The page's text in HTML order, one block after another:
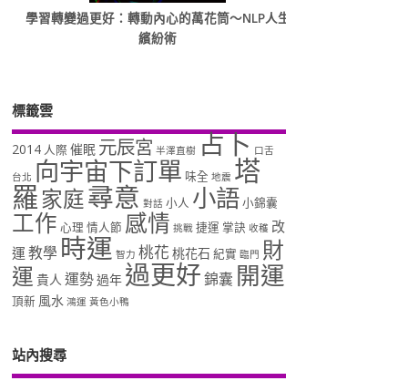
學習轉變過更好：轉動內心的萬花筒～NLP人生
繽紛術
標籤雲
2014 人際 催眠 元辰宮 半澤直樹 占卜 口舌
台北 向宇宙下訂單 味全 地震 塔
羅家庭尋意 對話 小人 小語 小錦囊
工作 心理 情人節 感情 挑戰 捷運 掌訣 收穫 改
運 教學 時運 智力 桃花 桃花石 紀實 臨門 財
運 貴人 運勢過年 過更好錦囊 開運
頂新 風水 鴻運 黃色小鴨
站內搜尋